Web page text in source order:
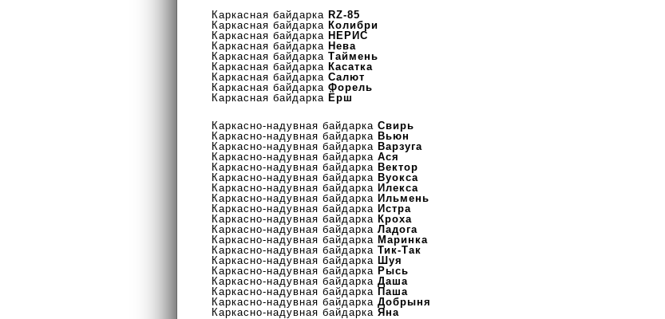
Каркасная байдарка RZ-85
Каркасная байдарка Колибри
Каркасная байдарка НЕРИС
Каркасная байдарка Нева
Каркасная байдарка Таймень
Каркасная байдарка Касатка
Каркасная байдарка Салют
Каркасная байдарка Форель
Каркасная байдарка Ёрш
Каркасно-надувная байдарка Свирь
Каркасно-надувная байдарка Вьюн
Каркасно-надувная байдарка Варзуга
Каркасно-надувная байдарка Ася
Каркасно-надувная байдарка Вектор
Каркасно-надувная байдарка Вуокса
Каркасно-надувная байдарка Илекса
Каркасно-надувная байдарка Ильмень
Каркасно-надувная байдарка Истра
Каркасно-надувная байдарка Кроха
Каркасно-надувная байдарка Ладога
Каркасно-надувная байдарка Маринка
Каркасно-надувная байдарка Тик-Так
Каркасно-надувная байдарка Шуя
Каркасно-надувная байдарка Рысь
Каркасно-надувная байдарка Даша
Каркасно-надувная байдарка Паша
Каркасно-надувная байдарка Добрыня
Каркасно-надувная байдарка Яна